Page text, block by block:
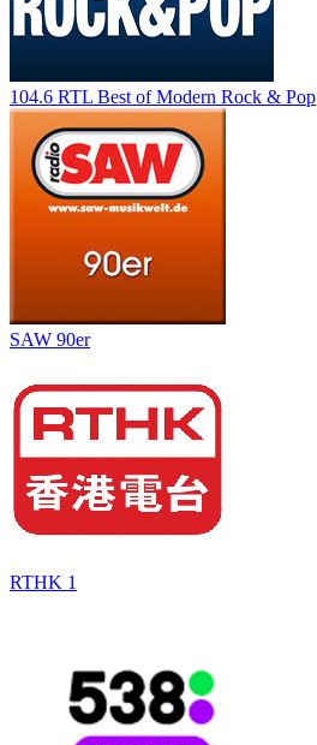
104.6 RTL Best of Modern Rock & Pop
SAW 90er
RTHK 1